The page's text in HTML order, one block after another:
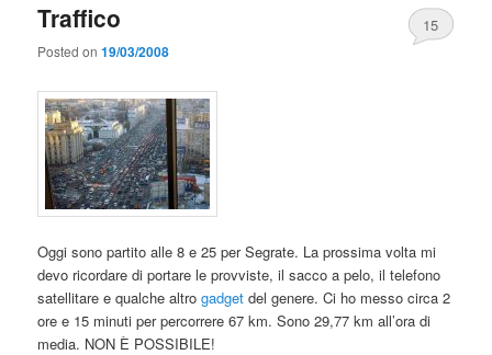
Traffico
Posted on19/03/2008
15
Oggi sono partito alle 8 e 25 per Segrate. La prossima volta mi
devo ricordare di portare le provviste, il sacco a pelo, il telefono
satellitare e qualche altrogadget del genere. Ci ho messo circa 2
ore e 15 minuti per percorrere 67 km. Sono 29,77 km all’ora di
media. NON È POSSIBILE!